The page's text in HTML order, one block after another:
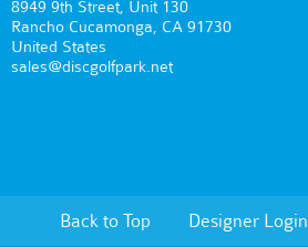
8949 9th Street, Unit 130
Rancho Cucamonga, CA 91730
United States
sales@discgolfpark.net
Back to Top Designer Login